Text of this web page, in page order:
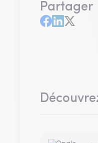
Partager